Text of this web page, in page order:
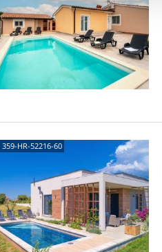
359-HR-52216-60